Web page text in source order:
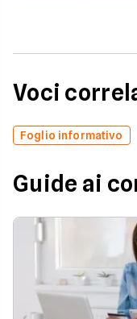
Voci
Foglio informativo
Guide ai